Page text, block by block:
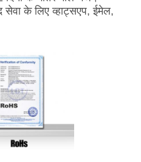
सेवा के लिए व्हाट्सएप, ईमेल,